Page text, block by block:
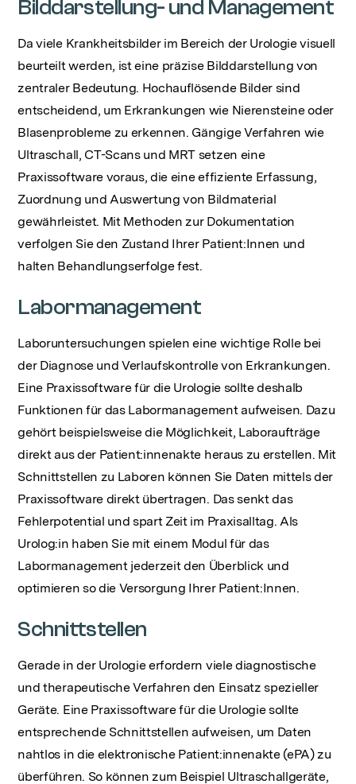
Bilddarstellung- und Management
Da viele Krankheitsbilder im Bereich der Urologie visuell
beurteilt werden, ist eine präzise Bilddarstellung von
zentraler Bedeutung. Hochauflösende Bilder sind
entscheidend, um Erkrankungen wie Nierensteine oder
Blasenprobleme zu erkennen. Gängige Verfahren wie
Ultraschall, CT-Scans und MRT setzen eine
Praxissoftware voraus, die eine effiziente Erfassung,
Zuordnung und Auswertung von Bildmaterial
gewährleistet. Mit Methoden zur Dokumentation
verfolgen Sie den Zustand Ihrer Patient:Innen und
halten Behandlungserfolge fest.
Labormanagement
Laboruntersuchungen spielen eine wichtige Rolle bei
der Diagnose und Verlaufskontrolle von Erkrankungen.
Eine Praxissoftware für die Urologie sollte deshalb
Funktionen für das Labormanagement aufweisen. Dazu
gehört beispielsweise die Möglichkeit, Laboraufträge
direkt aus der Patient:innenakte heraus zu erstellen. Mit
Schnittstellen zu Laboren können Sie Daten mittels der
Praxissoftware direkt übertragen. Das senkt das
Fehlerpotential und spart Zeit im Praxisalltag. Als
Urolog:in haben Sie mit einem Modul für das
Labormanagement jederzeit den Überblick und
optimieren so die Versorgung Ihrer Patient:Innen.
Schnittstellen
Gerade in der Urologie erfordern viele diagnostische
und therapeutische Verfahren den Einsatz spezieller
Geräte. Eine Praxissoftware für die Urologie sollte
entsprechende Schnittstellen aufweisen, um Daten
nahtlos in die elektronische Patient:innenakte (ePA) zu
überführen. So können zum Beispiel Ultraschallgeräte,